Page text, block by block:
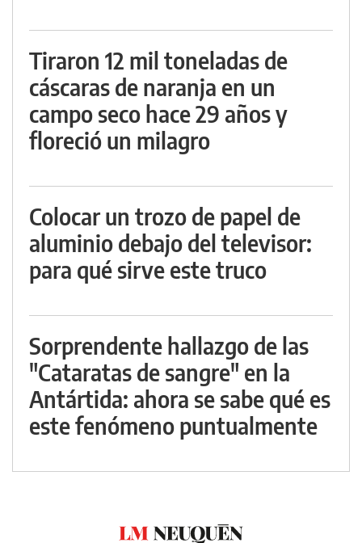
Tiraron 12 mil toneladas de
cáscaras de naranja en un
campo seco hace 29 años y
floreció un milagro
Colocar un trozo de papel de
aluminio debajo del televisor:
para qué sirve este truco
Sorprendente hallazgo de las
"Cataratas de sangre" en la
Antártida: ahora se sabe qué es
este fenómeno puntualmente